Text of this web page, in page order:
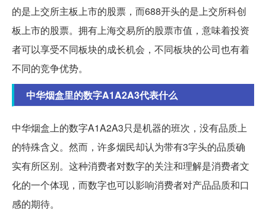
的是上交所主板上市的股票，而688开头的是上交所科创
板上市的股票。拥有上海交易所的股票市值，意味着投资
者可以享受不同板块的成长机会，不同板块的公司也有着
不同的竞争优势。
中华烟盒里的数字A1A2A3代表什么
中华烟盒上的数字A1A2A3只是机器的班次，没有品质上
的特殊含义。然而，许多烟民却认为带有3字头的品质确
实有所区别。这种消费者对数字的关注和理解是消费者文
化的一个体现，而数字也可以影响消费者对产品品质和口
感的期待。